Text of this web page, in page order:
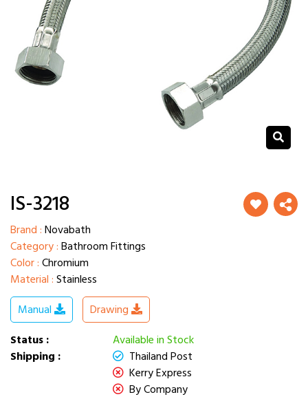
IS-3218
Brand :Novabath
Category :Bathroom Fittings
Color :Chromium
Material :Stainless
Manual
Drawing
Status :
Shipping :
Available in Stock
Thailand Post
Kerry Express
By Company